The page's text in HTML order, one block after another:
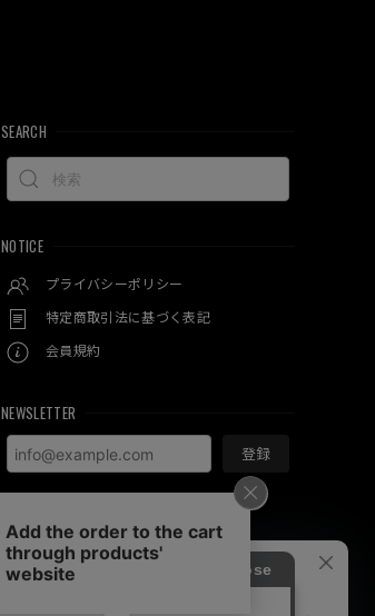
SEARCH
NOTICE
プライバシーポリシー
特定商取引法に基づく表記
会員規約
NEWSLETTER
登録